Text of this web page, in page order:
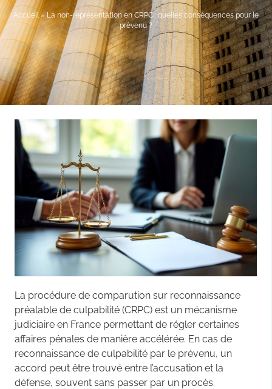
Accueil»La non-représentation en CRPC : quelles conséquences pour le
prévenu ?
La procédure de comparution sur reconnaissance
préalable de culpabilité (CRPC) est un mécanisme
judiciaire en France permettant de régler certaines
affaires pénales de manière accélérée. En cas de
reconnaissance de culpabilité par le prévenu, un
accord peut être trouvé entre l’accusation et la
défense, souvent sans passer par un procès.